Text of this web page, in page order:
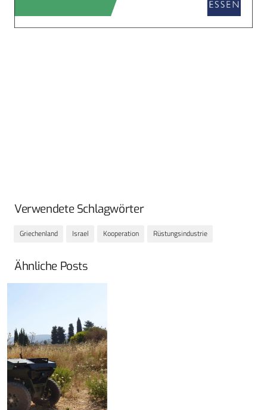
Verwendete Schlagwörter
Griechenland Israel Kooperation Rüstungsindustrie
Ähnliche Posts